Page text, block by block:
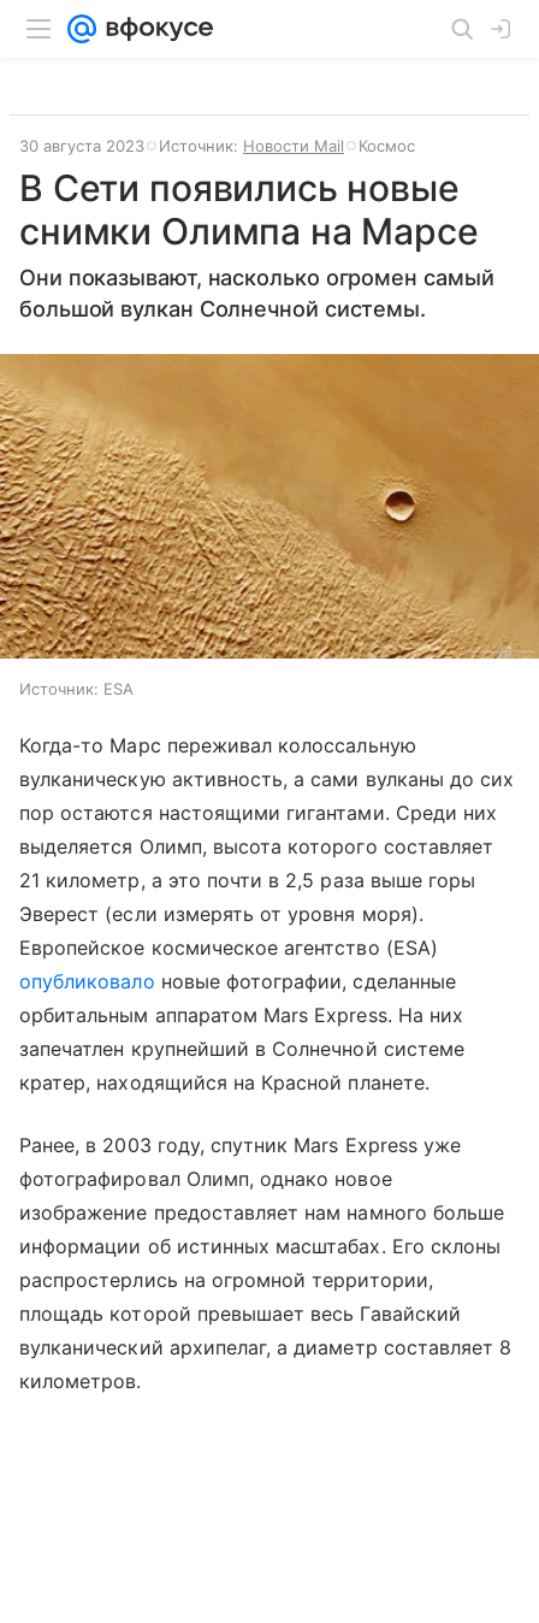
30 августа 2023 Источник: Новости Mail Космос
В Сети появились новые
снимки Олимпа на Марсе
Они показывают, насколько огромен самый
большой вулкан Солнечной системы.
Источник: ESA
Когда-то Марс переживал колоссальную
вулканическую активность, а сами вулканы до сих
пор остаются настоящими гигантами. Среди них
выделяется Олимп, высота которого составляет
21 километр, а это почти в 2,5 раза выше горы
Эверест (если измерять от уровня моря).
Европейское космическое агентство (ESA)
опубликовало новые фотографии, сделанные
орбитальным аппаратом Mars Express. На них
запечатлен крупнейший в Солнечной системе
кратер, находящийся на Красной планете.
Ранее, в 2003 году, спутник Mars Express уже
фотографировал Олимп, однако новое
изображение предоставляет нам намного больше
информации об истинных масштабах. Его склоны
распростерлись на огромной территории,
площадь которой превышает весь Гавайский
вулканический архипелаг, а диаметр составляет 8
километров.